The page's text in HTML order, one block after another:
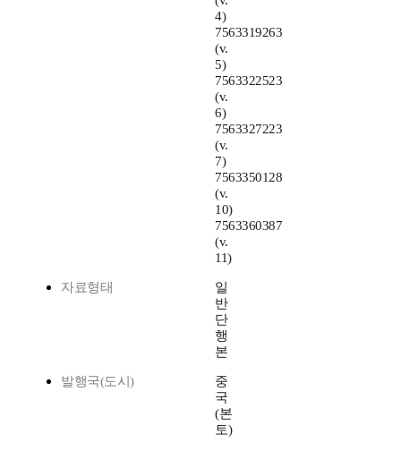
4)
7563319263
(v.
5)
7563322523
(v.
6)
7563327223
(v.
7)
7563350128
(v.
10)
7563360387
(v.
11)
자료형태
일
반
단
행
본
발행국(도시)
중
국
(본
토)